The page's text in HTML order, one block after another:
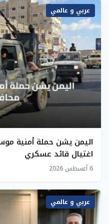
عربي و عالمي
اليمن يشن حملة أمنية
اغتيال قائد عسكري
6 أغسطس 2026
عربي و عالمي